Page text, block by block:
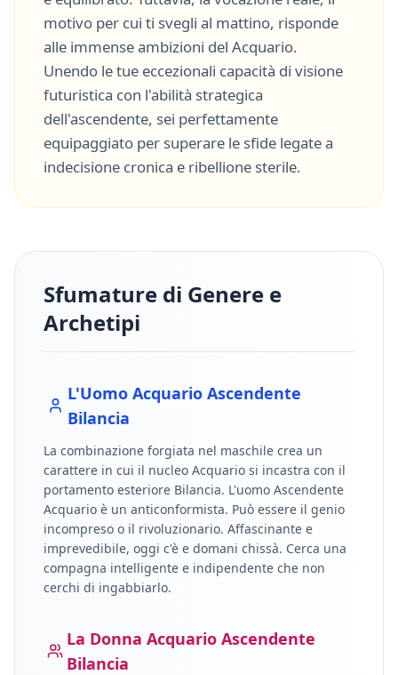
motivo per cui ti svegli al mattino, risponde
alle immense ambizioni del Acquario.
Unendo le tue eccezionali capacità di visione
futuristica con l'abilità strategica
dell'ascendente, sei perfettamente
equipaggiato per superare le sfide legate a
indecisione cronica e ribellione sterile.
Sfumature di Genere e
Archetipi
L'UomoAcquario Ascendente
Bilancia
La combinazione forgiata nel maschile crea un
carattere in cui il nucleo Acquario si incastra con il
portamento esteriore Bilancia. L'uomo Ascendente
Acquario è un anticonformista. Può essere il genio
incompreso o il rivoluzionario. Affascinante e
imprevedibile, oggi c'è e domani chissà. Cerca una
compagna intelligente e indipendente che non
cerchi di ingabbiarlo.
La DonnaAcquario Ascendente
Bilancia